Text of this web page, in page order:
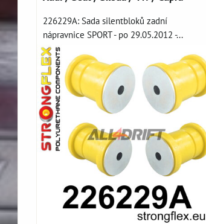
226229A: Sada silentbloků zadní
nápravnice SPORT - po 29.05.2012 -...